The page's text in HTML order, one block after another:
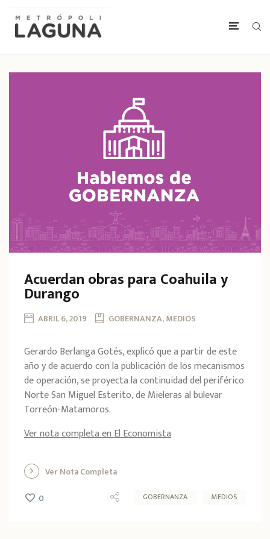
Acuerdan obras para Coahuila y
Durango
ABRIL 6, 2019 GOBERNANZA, MEDIOS
Gerardo Berlanga Gotés, explicó que a partir de este
año y de acuerdo con la publicación de los mecanismos
de operación, se proyecta la continuidad del periférico
Norte San Miguel Esterito, de Mieleras al bulevar
Torreón-Matamoros.
Ver nota completa en El Economista
Ver Nota Completa
0
GOBERNANZA MEDIOS